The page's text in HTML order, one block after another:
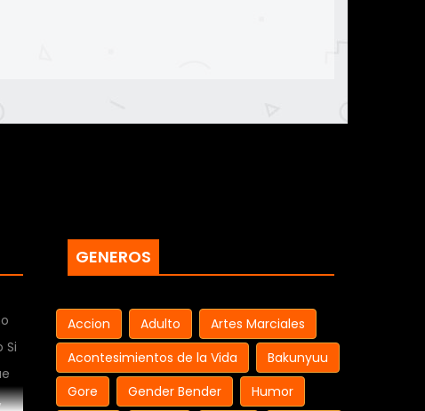
Si
GENEROS
Accion Adulto
Artes Marciales
Acontesimientos de la Vida
Bakunyuu
Gore
Gender Bender
Humor